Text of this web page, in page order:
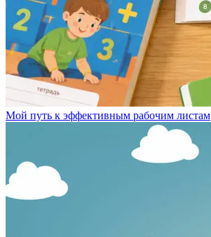
Мой путь к эффективным рабочим листам